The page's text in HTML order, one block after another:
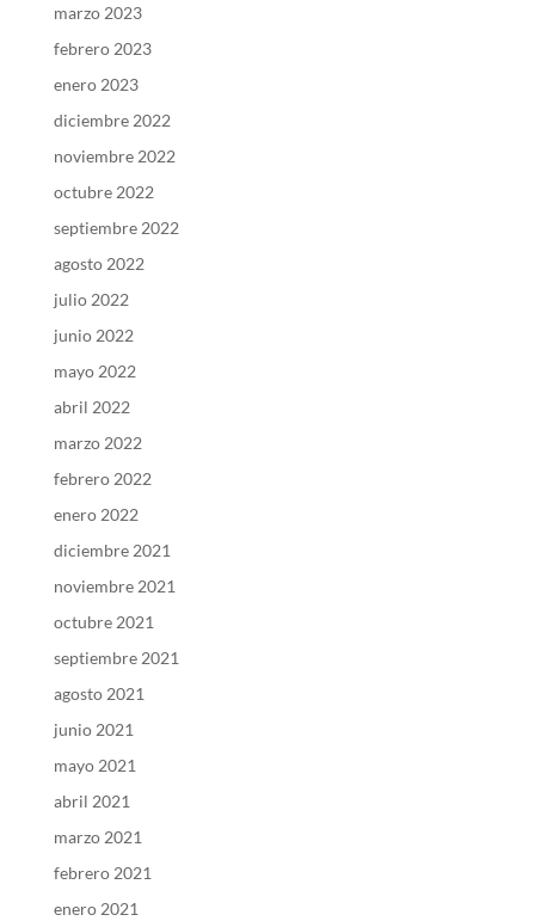
marzo 2023
febrero 2023
enero 2023
diciembre 2022
noviembre 2022
octubre 2022
septiembre 2022
agosto 2022
julio 2022
junio 2022
mayo 2022
abril 2022
marzo 2022
febrero 2022
enero 2022
diciembre 2021
noviembre 2021
octubre 2021
septiembre 2021
agosto 2021
junio 2021
mayo 2021
abril 2021
marzo 2021
febrero 2021
enero 2021